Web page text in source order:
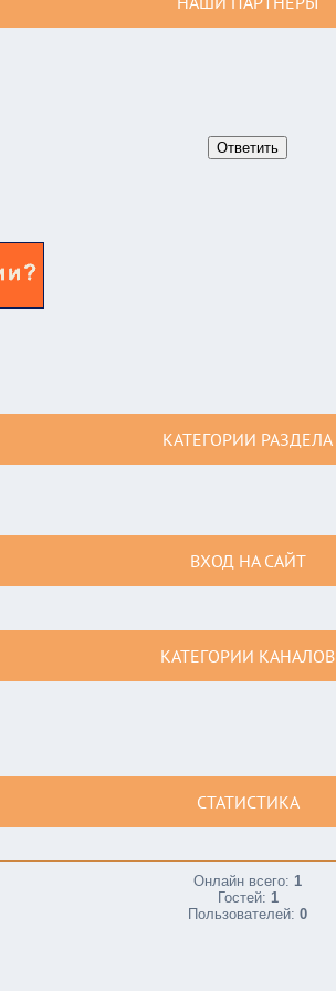
КАТЕГОРИИ РАЗДЕЛА
ВХОД НА САЙТ
КАТЕГОРИИ КАНАЛОВ
СТАТИСТИКА
Онлайн всего: 1
Гостей: 1
Пользователей: 0